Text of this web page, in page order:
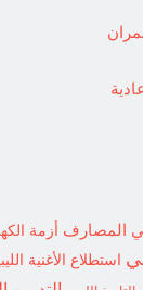
المصارف أزمة
استطلاع الأغنية